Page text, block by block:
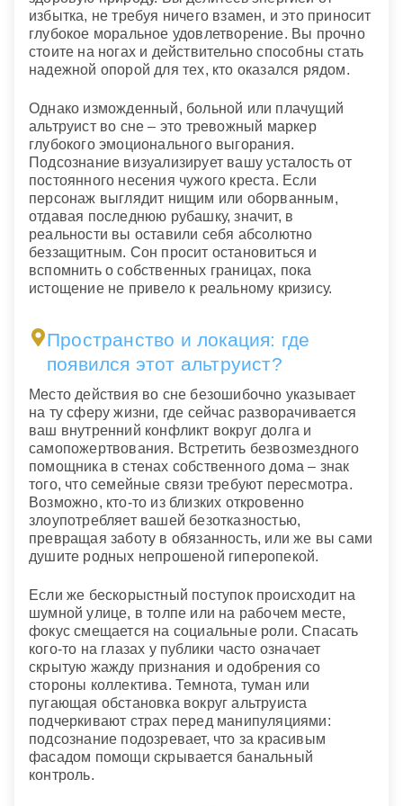
избытка, не требуя ничего взамен, и это приносит
глубокое моральное удовлетворение. Вы прочно
стоите на ногах и действительно способны стать
надежной опорой для тех, кто оказался рядом.
Однако изможденный, больной или плачущий
альтруист во сне – это тревожный маркер
глубокого эмоционального выгорания.
Подсознание визуализирует вашу усталость от
постоянного несения чужого креста. Если
персонаж выглядит нищим или оборванным,
отдавая последнюю рубашку, значит, в
реальности вы оставили себя абсолютно
беззащитным. Сон просит остановиться и
вспомнить о собственных границах, пока
истощение не привело к реальному кризису.
Пространство и локация: где
появился этот альтруист?
Место действия во сне безошибочно указывает
на ту сферу жизни, где сейчас разворачивается
ваш внутренний конфликт вокруг долга и
самопожертвования. Встретить безвозмездного
помощника в стенах собственного дома – знак
того, что семейные связи требуют пересмотра.
Возможно, кто-то из близких откровенно
злоупотребляет вашей безотказностью,
превращая заботу в обязанность, или же вы сами
душите родных непрошеной гиперопекой.
Если же бескорыстный поступок происходит на
шумной улице, в толпе или на рабочем месте,
фокус смещается на социальные роли. Спасать
кого-то на глазах у публики часто означает
скрытую жажду признания и одобрения со
стороны коллектива. Темнота, туман или
пугающая обстановка вокруг альтруиста
подчеркивают страх перед манипуляциями:
подсознание подозревает, что за красивым
фасадом помощи скрывается банальный
контроль.